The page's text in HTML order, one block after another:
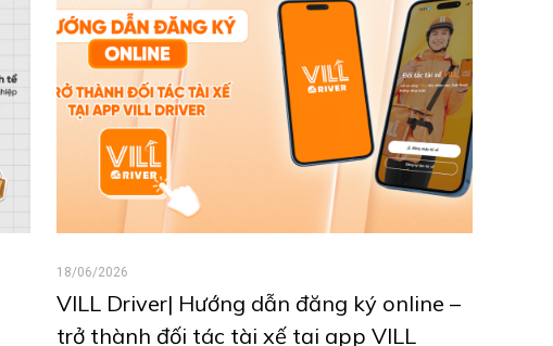
18/06/2026
VILL Driver| Hướng dẫn đăng ký online –
trở thành đối tác tài xế tại app VILL